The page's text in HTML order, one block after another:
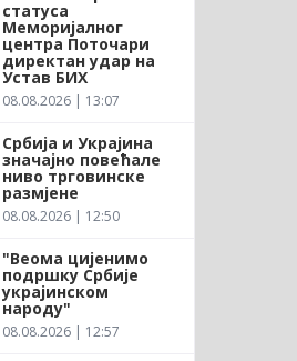
статуса
Меморијалног
центра Поточари
директан удар на
Устав БИХ
08.08.2026 | 13:07
Србија и Украјина
значајно повећале
ниво трговинске
размјене
08.08.2026 | 12:50
"Веома цијенимо
подршку Србије
украјинском
народу"
08.08.2026 | 12:57